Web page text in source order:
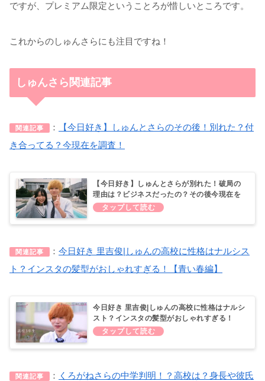
ですが、プレミアム限定ということろが惜しいところです。
これからのしゅんさらにも注目ですね！
しゅんさら関連記事
関連記事 ：
【今日好き】しゅんとさらのその後！別れた？付
き合ってる？今現在を調査！
【今日好き】しゅんとさらが別れた！破局の
理由は？ビジネスだったの？その後今現在を
調査！
関連記事 ： 今日好き 里吉俊|しゅんの高校に性格はナルシス
ト？インスタの髪型がおしゃれすぎる！【青い春編】
今日好き 里吉俊|しゅんの高校に性格はナルシ
スト？インスタの髪型がおしゃれすぎる！
【青い春編】
関連記事 ： くろがねさらの中学判明！？高校は？身長や彼氏